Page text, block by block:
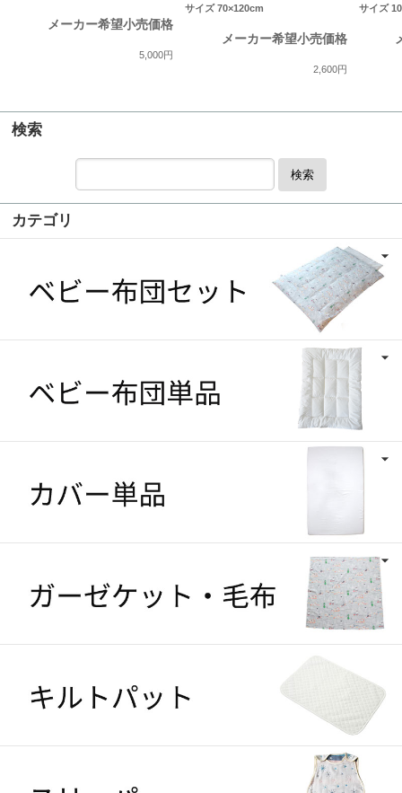
メーカー希望小売価格
5,000円
サイズ 70×120cm
メーカー希望小売価格
2,600円
サイズ
検索
検索
カテゴリ